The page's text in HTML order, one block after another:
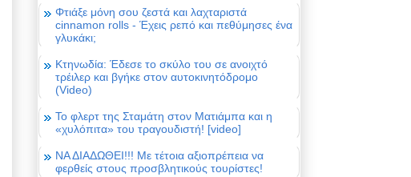
Φτιάξε μόνη σου ζεστά και λαχταριστά
cinnamon rolls - Έχεις ρεπό και πεθύμησες ένα
γλυκάκι;
Κτηνωδία: Έδεσε το σκύλο του σε ανοιχτό
τρέιλερ και βγήκε στον αυτοκινητόδρομο
(Video)
Το φλερτ της Σταμάτη στον Ματιάμπα και η
«χυλόπιτα» του τραγουδιστή! [video]
ΝΑ ΔΙΑΔΩΘΕΙ!!! Με τέτοια αξιοπρέπεια να
φερθείς στους προσβλητικούς τουρίστες!